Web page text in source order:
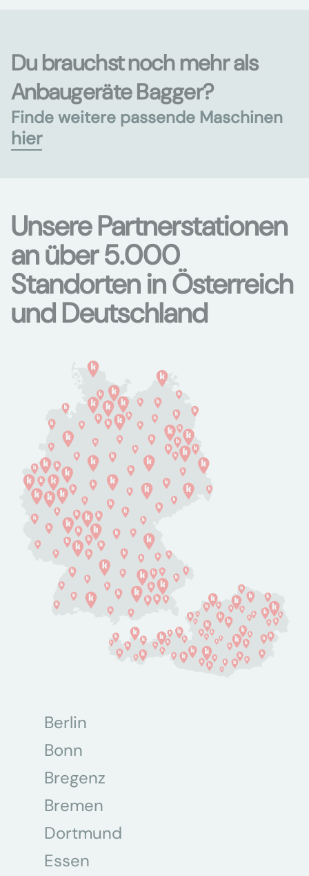
Du brauchst noch mehr als
Anbaugeräte Bagger?
Finde weitere passende Maschinen
hier
Unsere Partnerstationen
an über 5.000
Standorten in Österreich
und Deutschland
Berlin
Bonn
Bregenz
Bremen
Dortmund
Essen